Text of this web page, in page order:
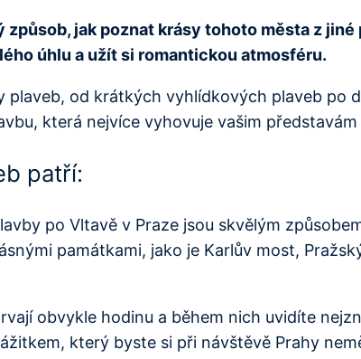
způsob, jak poznat krásy tohoto města z
úhlu a užít si romantickou atmosféru.
plaveb, od krátkých vyhlídkových plaveb po
která nejvíce vyhovuje vašim
patří:
po Vltavě v Praze jsou skvělým
památkami, jako je Karlův most,
obvykle hodinu a během nich uvidíte
který byste si při návštěvě Prahy